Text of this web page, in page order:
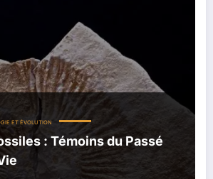
ET ÉVOLUTION
: Témoins du Passé